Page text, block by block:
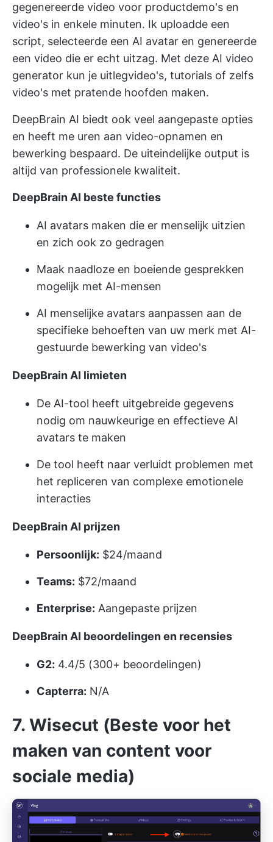
gegenereerde video voor productdemo's en
video's in enkele minuten. Ik uploadde een
script, selecteerde een AI avatar en genereerde
een video die er echt uitzag. Met deze AI video
generator kun je uitlegvideo's, tutorials of zelfs
video's met pratende hoofden maken.
DeepBrain AI biedt ook veel aangepaste opties
en heeft me uren aan video-opnamen en
bewerking bespaard. De uiteindelijke output is
altijd van professionele kwaliteit.
DeepBrain AI beste functies
AI avatars maken die er menselijk uitzien
en zich ook zo gedragen
Maak naadloze en boeiende gesprekken
mogelijk met AI-mensen
AI menselijke avatars aanpassen aan de
specifieke behoeften van uw merk met AI-
gestuurde bewerking van video's
DeepBrain AI limieten
De AI-tool heeft uitgebreide gegevens
nodig om nauwkeurige en effectieve AI
avatars te maken
De tool heeft naar verluidt problemen met
het repliceren van complexe emotionele
interacties
DeepBrain AI prijzen
Persoonlijk: $24/maand
Teams: $72/maand
Enterprise: Aangepaste prijzen
DeepBrain AI beoordelingen en recensies
G2: 4.4/5 (300+ beoordelingen)
Capterra: N/A
7. Wisecut (Beste voor het
maken van content voor
sociale media)